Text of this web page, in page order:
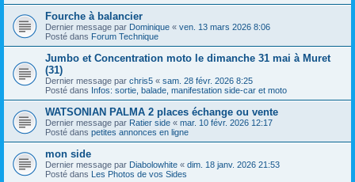
Fourche à balancier
Dernier message par Dominique « ven. 13 mars 2026 8:06
Posté dans Forum Technique
Jumbo et Concentration moto le dimanche 31 mai à Muret
(31)
Dernier message par chris5 « sam. 28 févr. 2026 8:25
Posté dans Infos: sortie, balade, manifestation side-car et moto
WATSONIAN PALMA 2 places échange ou vente
Dernier message par Ratier side « mar. 10 févr. 2026 12:17
Posté dans petites annonces en ligne
mon side
Dernier message par Diabolowhite « dim. 18 janv. 2026 21:53
Posté dans Les Photos de vos Sides